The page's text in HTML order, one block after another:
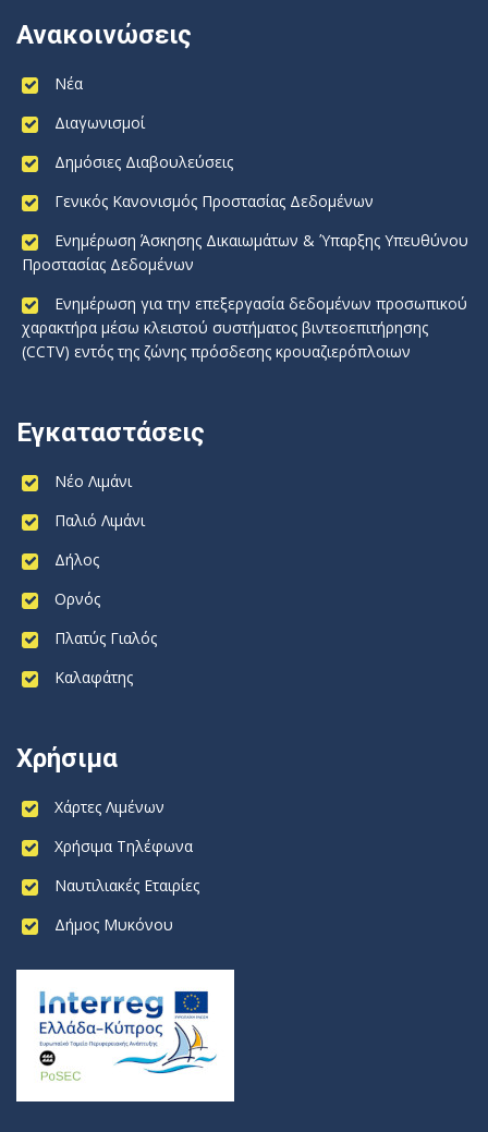
Ανακοινώσεις
Νέα
Διαγωνισμοί
Δημόσιες Διαβουλεύσεις
Γενικός Κανονισμός Προστασίας Δεδομένων
Ενημέρωση Άσκησης Δικαιωμάτων & Ύπαρξης Υπευθύνου
Προστασίας Δεδομένων
Ενημέρωση για την επεξεργασία δεδομένων προσωπικού
χαρακτήρα μέσω κλειστού συστήματος βιντεοεπιτήρησης
(CCTV) εντός της ζώνης πρόσδεσης κρουαζιερόπλοιων
Εγκαταστάσεις
Νέο Λιμάνι
Παλιό Λιμάνι
Δήλος
Ορνός
Πλατύς Γιαλός
Καλαφάτης
Χρήσιμα
Χάρτες Λιμένων
Χρήσιμα Τηλέφωνα
Ναυτιλιακές Εταιρίες
Δήμος Μυκόνου